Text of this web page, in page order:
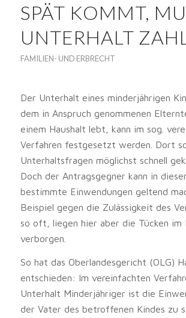
SPÄT KOMMT,
UNTERHALT
FAMILIEN- UND ERBRECHT
Der Unterhalt eines minderjährigen
dem in Anspruch genommenen
einem Haushalt lebt, kann im sog.
Verfahren festgesetzt werden. Dort
Unterhaltsfragen möglichst schnell
Doch der Antragsgegner kann in
bestimmte Einwendungen geltend
Beispiel gegen die Zulässigkeit des
so oft, liegen hier aber die Tücken im
verborgen.
So hat das Oberlandesgericht (OLG)
entschieden: Im vereinfachten
Unterhalt Minderjähriger ist die
der Vater des betroffenen Kindes zu